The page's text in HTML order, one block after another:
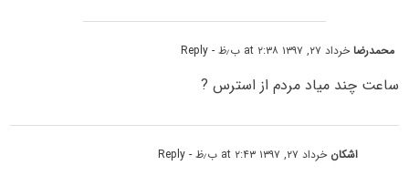
محمدرضاخرداد ۲۷, ۱۳۹۷ at ۲:۳۸ ب٫ظ - Reply
ساعت چند میاد مردم از استرس ?
اشکان خرداد ۲۷, ۱۳۹۷ at ۲:۴۳ ب٫ظ - Reply